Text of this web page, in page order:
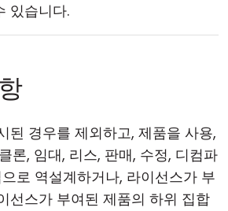
있습니다.
된 경우를 제외하고, 제품을 사용,
론, 임대, 리스, 판매, 수정, 디컴파
로 역설계하거나, 라이선스가 부
선스가 부여된 제품의 하위 집합